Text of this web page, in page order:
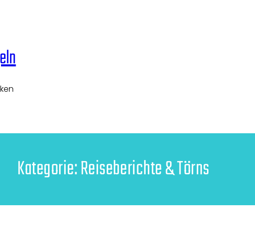
Kategorie:Reiseberichte & Törns